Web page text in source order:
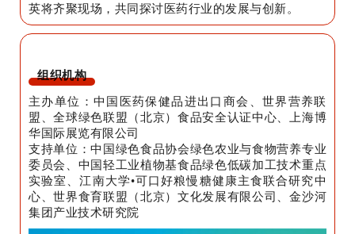
英将齐聚现场，共同探讨医药行业的发展与创新。
组织机构
主办单位：中国医药保健品进出口商会、世界营养联
盟、全球绿色联盟（北京）食品安全认证中心、上海博
华国际展览有限公司
支持单位：中国绿色食品协会绿色农业与食物营养专业
委员会、中国轻工业植物基食品绿色低碳加工技术重点
实验室、江南大学•可口好粮慢糖健康主食联合研究中
心、世界食育联盟（北京）文化发展有限公司、金沙河
集团产业技术研究院